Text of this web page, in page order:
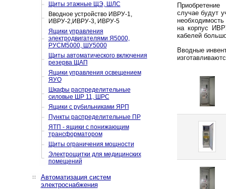
Щиты этажные ЩЭ, ШЛС
Вводное устройство ИВРУ-1,
ИВРУ-2,ИВРУ-3, ИВРУ-5
Ящики управления
электродвигателями Я5000,
РУСМ5000, ШУ5000
Щиты автоматического включения
резерва ЩАП
Ящики управления освещением
ЯУО
Шкафы распределительные
силовые ШР 11, ШРС
Ящики с рубильниками ЯРП
Пункты распределительные ПР
ЯТП - ящики с понижающим
трансформатором
Щиты ограничения мощности
Электрощитки для медицинских
помещений
Автоматизация систем
электроснабжения
случае будут
на корпус
кабелей
Вводные